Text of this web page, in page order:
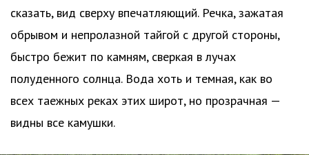
сказать, вид сверху впечатляющий. Речка, зажатая
обрывом и непролазной тайгой с другой стороны,
быстро бежит по камням, сверкая в лучах
полуденного солнца. Вода хоть и темная, как во
всех таежных реках этих широт, но прозрачная —
видны все камушки.